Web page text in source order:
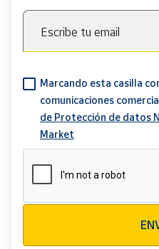
Escribe tu email
Marcando esta casilla
comunicaciones
de Protección de datos
Market